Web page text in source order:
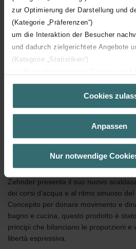
zur Optimierung der Darstellung und
(Kategorie „Präferenzen“)
um die Interaktion der Besucher
und dadurch zielgerichtete Angebote
(Kategorie „Statistiken“)
(Kategorie „Marketing“)
Über „Details zeigen“ bzw. die
Sie weitere Informationen. Durch die
der Auswahl von „Statistiken“ willigen
Besuchsverlauf auf unserer Website
bestmögliche Nutzererfahrung zu
selbstverständlich über einen Link in
widerrufen.
Datenschutzerklärung der Zehnder
Zehnder Group AG: Data Privacy
Zehnder Group België nv/sa:
Cookies
Anpassen
Nur notwendige
Zehnder presenta il suo nuovo
dei corsi d’acqua e al ritmo sinuoso del
Concepito per donare movimento e
bagno e cucina, questo prodotto è
principi che bilanciano le proporzioni e
libertà espressiva.